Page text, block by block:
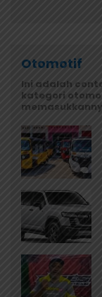
Otomotif
Ini adalah
kategori